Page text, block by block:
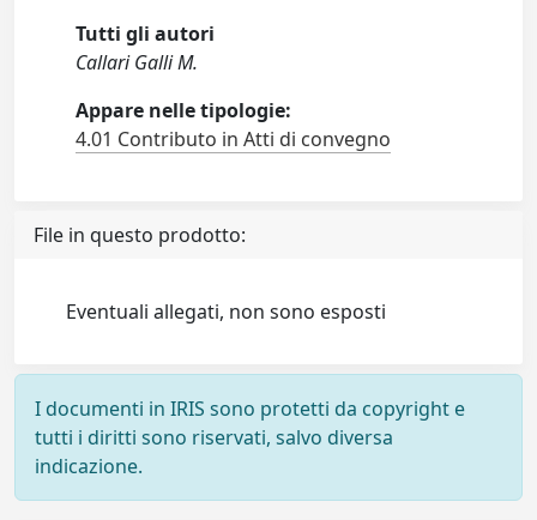
Tutti gli autori
Callari Galli M.
Appare nelle tipologie:
4.01 Contributo in Atti di convegno
File in questo prodotto:
Eventuali allegati, non sono esposti
I documenti in IRIS sono protetti da copyright e
tutti i diritti sono riservati, salvo diversa
indicazione.